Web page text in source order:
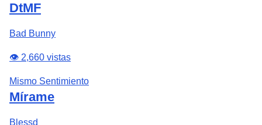
DtMF
Bad Bunny
👁️ 2,660 vistas
Mismo Sentimiento
Mírame
Blessd